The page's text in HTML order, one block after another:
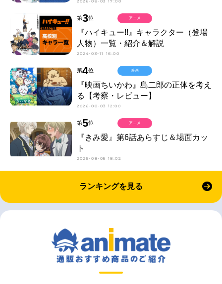
第3位
『ハイキュー!!』キャラクター（登場
人物）一覧・紹介＆解説
2024-03-11 16:00
アニメ
第4位
『映画ちいかわ』島二郎の正体を考え
る【考察・レビュー】
2026-08-03 12:00
映画
第5位
『きみ愛』第6話あらすじ＆場面カッ
ト
2026-08-05 18:02
アニメ
ランキングを見る